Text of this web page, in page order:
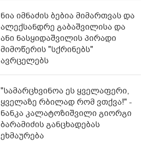
ნია იმნაძის ბებია მიმართვას და
ალექსანდრე გაბაშვილისა და
ანი ნასყიდაშვილის პირადი
მიმოწერის "სქრინებს"
ავრცელებს
"სა­მარ­ცხვი­ნოა ეს ყვე­ლა­ფე­რი,
ყვე­ლა­ზე რბი­ლად რომ ვთქვა!" -
ნანკა კალატოზიშვილი გიორგი
ბარამიძის განცხადებას
ეხმაურება